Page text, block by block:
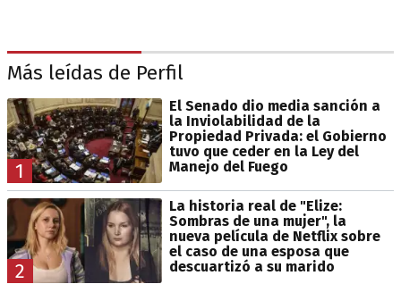
Más leídas de Perfil
1
El Senado dio media sanción a
la Inviolabilidad de la
Propiedad Privada: el Gobierno
tuvo que ceder en la Ley del
Manejo del Fuego
2
La historia real de "Elize:
Sombras de una mujer", la
nueva película de Netflix sobre
el caso de una esposa que
descuartizó a su marido